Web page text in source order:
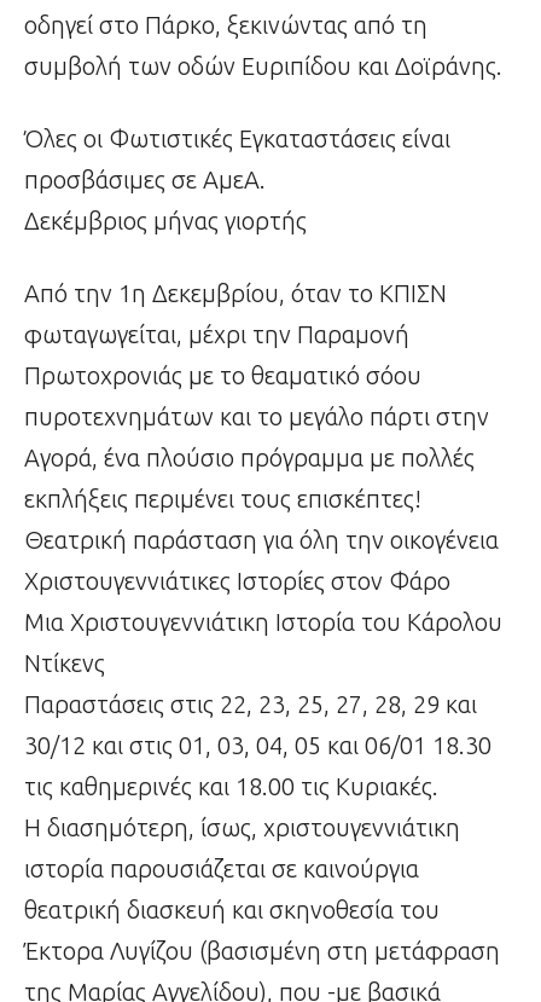
οδηγεί στο Πάρκο, ξεκινώντας από τη
συμβολή των οδών Ευριπίδου και Δοϊράνης.
Όλες οι Φωτιστικές Εγκαταστάσεις είναι
προσβάσιμες σε ΑμεΑ.
Δεκέμβριος μήνας γιορτής
Από την 1η Δεκεμβρίου, όταν το ΚΠΙΣΝ
φωταγωγείται, μέχρι την Παραμονή
Πρωτοχρονιάς με το θεαματικό σόου
πυροτεχνημάτων και το μεγάλο πάρτι στην
Αγορά, ένα πλούσιο πρόγραμμα με πολλές
εκπλήξεις περιμένει τους επισκέπτες!
Θεατρική παράσταση για όλη την οικογένεια
Χριστουγεννιάτικες Ιστορίες στον Φάρο
Μια Χριστουγεννιάτικη Ιστορία του Κάρολου
Ντίκενς
Παραστάσεις στις 22, 23, 25, 27, 28, 29 και
30/12 και στις 01, 03, 04, 05 και 06/01 18.30
τις καθημερινές και 18.00 τις Κυριακές.
Η διασημότερη, ίσως, χριστουγεννιάτικη
ιστορία παρουσιάζεται σε καινούργια
θεατρική διασκευή και σκηνοθεσία του
Έκτορα Λυγίζου (βασισμένη στη μετάφραση
της Μαρίας Αγγελίδου), που -με βασικά